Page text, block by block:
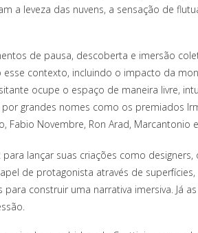
a leveza das nuvens, a sensação de
de pausa, descoberta e imersão
contexto, incluindo o impacto da
ocupe o espaço de maneira livre,
grandes nomes como os premiados
Fabio Novembre, Ron Arad,
para lançar suas criações como
de protagonista através de
construir uma narrativa imersiva. Já